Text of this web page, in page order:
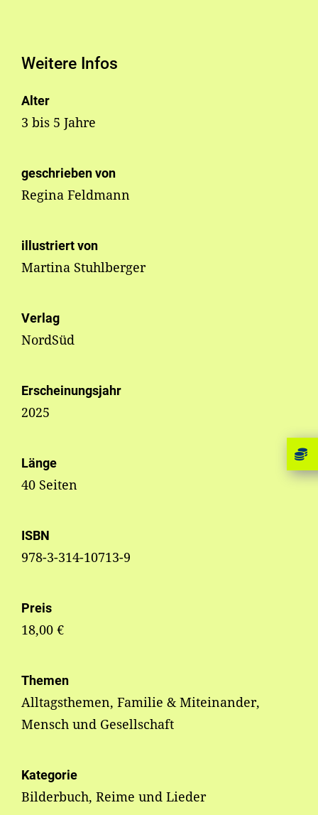
Weitere Infos
Alter
3 bis 5 Jahre
geschrieben von
Regina Feldmann
illustriert von
Martina Stuhlberger
Verlag
NordSüd
Erscheinungsjahr
2025
Länge
40 Seiten
ISBN
978-3-314-10713-9
Preis
18,00 €
Themen
Alltagsthemen, Familie & Miteinander,
Mensch und Gesellschaft
Kategorie
Bilderbuch, Reime und Lieder